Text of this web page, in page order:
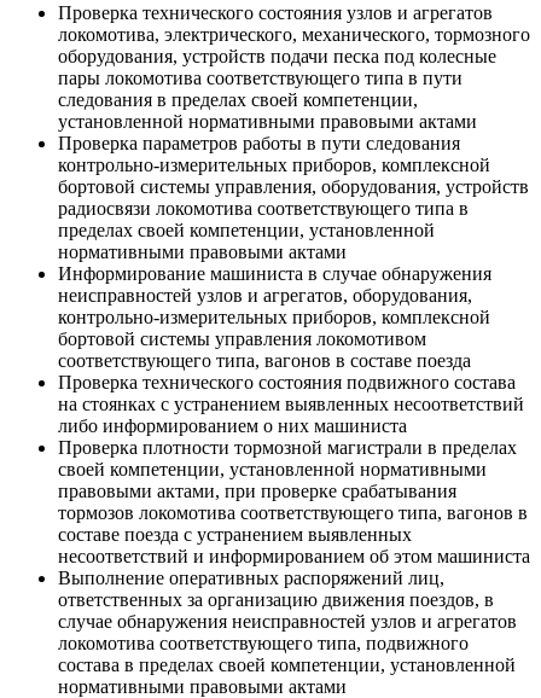
Проверка технического состояния узлов и агрегатов
локомотива, электрического, механического, тормозного
оборудования, устройств подачи песка под колесные
пары локомотива соответствующего типа в пути
следования в пределах своей компетенции,
установленной нормативными правовыми актами
Проверка параметров работы в пути следования
контрольно-измерительных приборов, комплексной
бортовой системы управления, оборудования, устройств
радиосвязи локомотива соответствующего типа в
пределах своей компетенции, установленной
нормативными правовыми актами
Информирование машиниста в случае обнаружения
неисправностей узлов и агрегатов, оборудования,
контрольно-измерительных приборов, комплексной
бортовой системы управления локомотивом
соответствующего типа, вагонов в составе поезда
Проверка технического состояния подвижного состава
на стоянках с устранением выявленных несоответствий
либо информированием о них машиниста
Проверка плотности тормозной магистрали в пределах
своей компетенции, установленной нормативными
правовыми актами, при проверке срабатывания
тормозов локомотива соответствующего типа, вагонов в
составе поезда с устранением выявленных
несоответствий и информированием об этом машиниста
Выполнение оперативных распоряжений лиц,
ответственных за организацию движения поездов, в
случае обнаружения неисправностей узлов и агрегатов
локомотива соответствующего типа, подвижного
состава в пределах своей компетенции, установленной
нормативными правовыми актами